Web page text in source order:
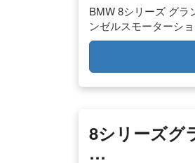
BMW 8シリーズ グラ
ンゼルスモーターシ
8シリーズグ
…